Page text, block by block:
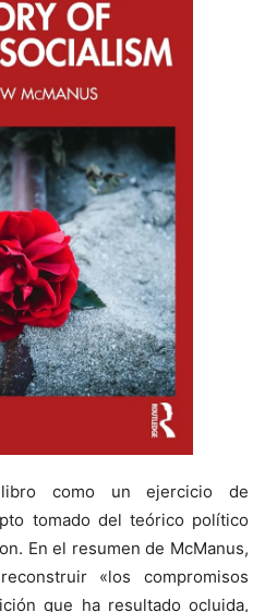
como un ejercicio de
tomado del teórico político
En el resumen de McManus,
«los compromisos
que ha resultado ocluida,